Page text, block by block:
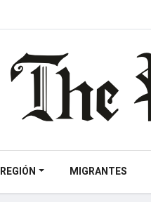
REGIÓN MIGRANTES